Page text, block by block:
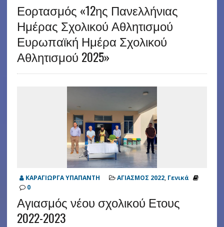
Εορτασμός «12ης Πανελλήνιας
Ημέρας Σχολικού Αθλητισμού
Ευρωπαϊκή Ημέρα Σχολικού
Αθλητισμού 2025»
ΚΑΡΑΓΙΩΡΓΑ ΥΠΑΠΑΝΤΗ ΑΓΙΑΣΜΟΣ 2022, Γενικά
0
Αγιασμός νέου σχολικού Ετους
2022-2023